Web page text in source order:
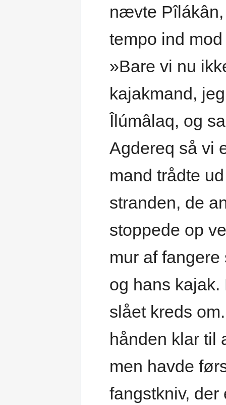
nævte Pîlákân,
tempo ind
»Bare vi nu
kajakmand,
Îlúmâlaq, og
Agdereq så vi
mand trådte
stranden, de
stoppede op
mur af
og hans
slået kreds
hånden klar til
men havde
fangstkniv, der